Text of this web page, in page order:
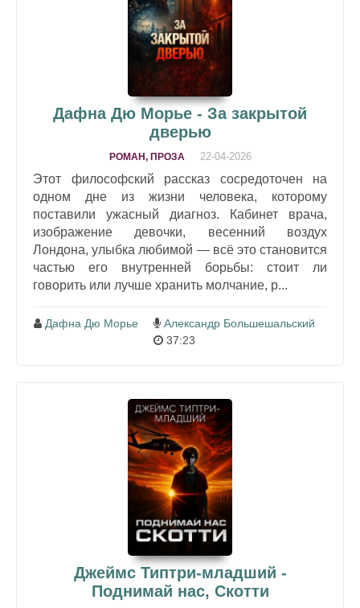
Дафна Дю Морье - За закрытой
дверью
РОМАН, ПРОЗА 22-04-2026
Этот философский рассказ сосредоточен на
одном дне из жизни человека, которому
поставили ужасный диагноз. Кабинет врача,
изображение девочки, весенний воздух
Лондона, улыбка любимой — всё это становится
частью его внутренней борьбы: стоит ли
говорить или лучше хранить молчание, р...
Дафна Дю Морье
Александр Большешальский
37:23
Джеймс Типтри-младший -
Поднимай нас, Скотти